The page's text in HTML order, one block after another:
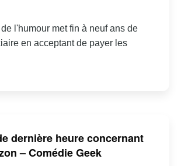
l'humour met fin à neuf ans de
en acceptant de payer les
dernière heure concernant
– Comédie Geek